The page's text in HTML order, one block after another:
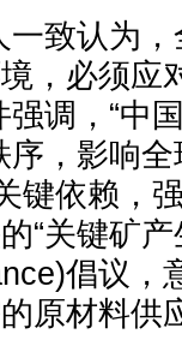
致认为
，必须应
调，“中
序，影响
键依赖，
“关键矿
倡议，
原材料供